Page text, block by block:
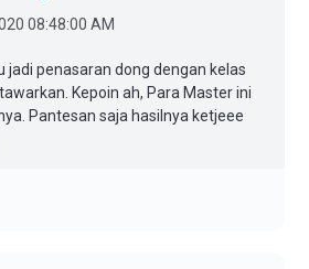
08:48:00 AM
jadi penasaran dong dengan kelas
Kepoin ah, Para Master ini
Pantesan saja hasilnya ketjeee